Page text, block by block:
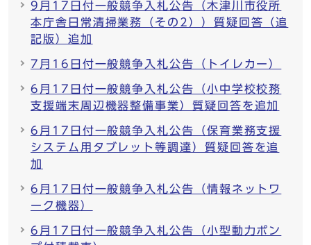
9月17日付一般競争入札公告（木津川市役所
本庁舎日常清掃業務（その2））質疑回答（追
記版）追加
7月16日付一般競争入札公告（トイレカー）
6月17日付一般競争入札公告（小中学校校務
支援端末周辺機器整備事業）質疑回答を追加
6月17日付一般競争入札公告（保育業務支援
システム用タブレット等調達）質疑回答を追
加
6月17日付一般競争入札公告（情報ネットワ
ーク機器）
6月17日付一般競争入札公告（小型動力ポン